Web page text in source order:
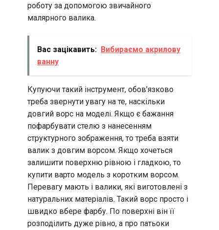
роботу за допомогою звичайного
малярного валика.
Вас зацікавить: Вибираємо акрилову
ванну
Купуючи такий інструмент, обов’язково
треба звернути увагу на те, наскільки
довгий ворс на моделі. Якщо є бажання
пофарбувати стелю з нанесенням
структурного зображення, то треба взяти
валик з довгим ворсом. Якщо хочеться
залишити поверхню рівною і гладкою, то
купити варто модель з коротким ворсом.
Перевагу мають і валики, які виготовлені з
натуральних матеріалів. Такий ворс просто і
швидко вбере фарбу. По поверхні він її
розподілить дуже рівно, а про патьоки